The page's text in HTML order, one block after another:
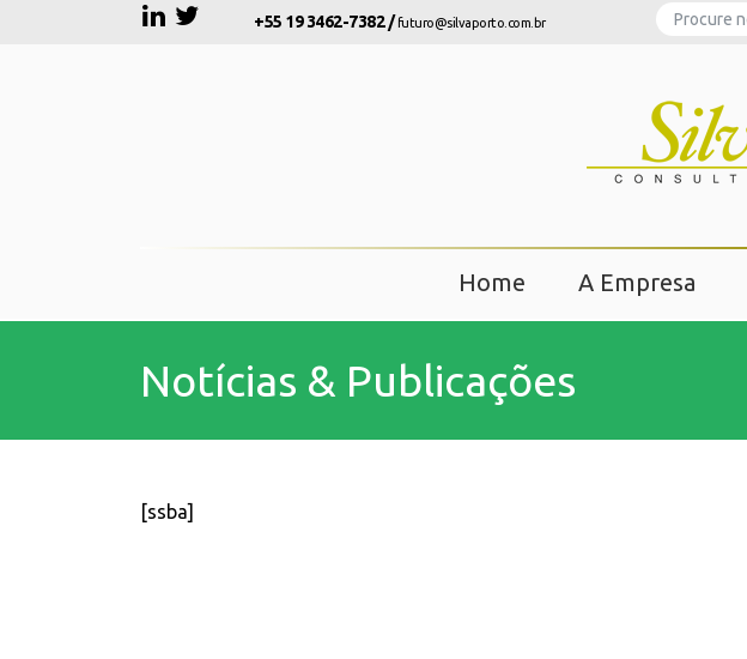
+55 19 3462-7382 /futuro@silvaporto.com.br Search
Home A Empresa
Notícias & Publicações
[ssba]